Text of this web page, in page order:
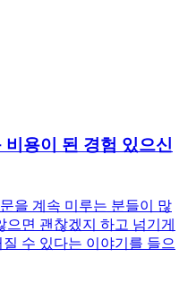
용이 된 경험 있으신
을 계속 미루는 분들이 많
면 괜찮겠지 하고 넘기게
수 있다는 이야기를 들으